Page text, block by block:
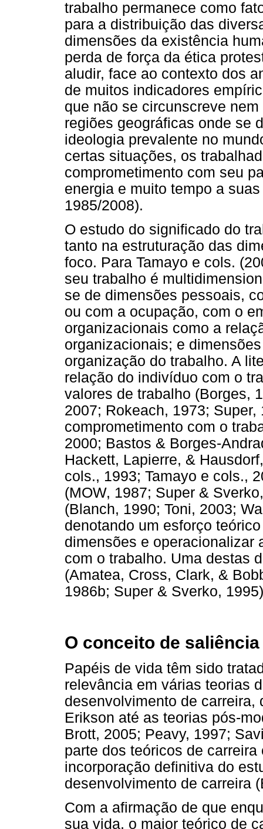
trabalho permanece como
para a distribuição das
dimensões da existência
perda de força da ética
aludir, face ao contexto dos
de muitos indicadores
que não se circunscreve
regiões geográficas onde se
ideologia prevalente no
certas situações, os
comprometimento com seu
energia e muito tempo a
1985/2008).
O estudo do significado do
tanto na estruturação das
foco. Para Tamayo e cols.
seu trabalho é
se de dimensões pessoais,
ou com a ocupação, com o
organizacionais como a
organizacionais; e
organização do trabalho. A
relação do indivíduo com o
valores de trabalho (Borges,
2007; Rokeach, 1973;
comprometimento com o
2000; Bastos & Borges-
Hackett, Lapierre, &
cols., 1993; Tamayo e cols.,
(MOW, 1987; Super &
(Blanch, 1990; Toni, 2003;
denotando um esforço
dimensões e operacionalizar
com o trabalho. Uma destas
(Amatea, Cross, Clark, &
1986b; Super & Sverko,
O conceito de
Papéis de vida têm sido
relevância em várias teorias
desenvolvimento de carreira,
Erikson até as teorias pós-
Brott, 2005; Peavy, 1997;
parte dos teóricos de
incorporação definitiva do
desenvolvimento de carreira
Com a afirmação de que
sua vida, o maior teórico de